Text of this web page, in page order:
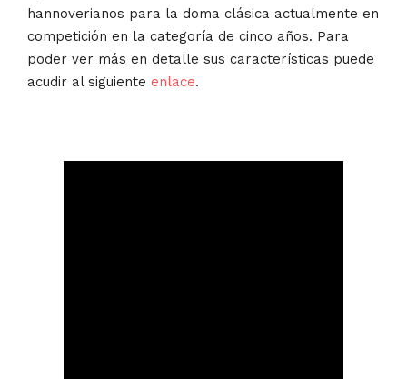
hannoverianos para la doma clásica actualmente en
competición en la categoría de cinco años. Para
poder ver más en detalle sus características puede
acudir al siguiente enlace.